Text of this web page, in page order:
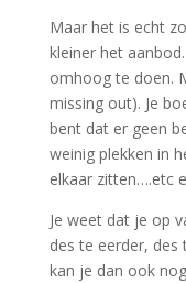
Maar het is echt
kleiner het
omhoog te doen.
missing out). Je
bent dat er geen
weinig plekken in
elkaar zitten….etc
Je weet dat je op
des te eerder, des
kan je dan ook